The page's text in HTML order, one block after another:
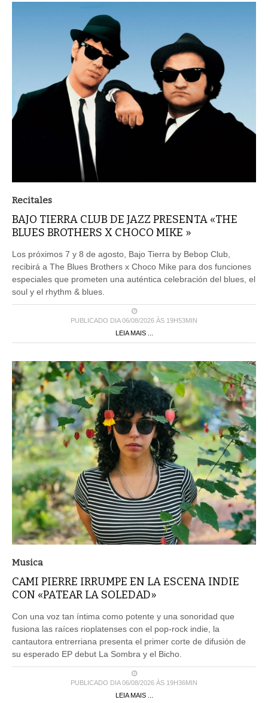
Recitales
BAJO TIERRA CLUB DE JAZZ PRESENTA «THE
BLUES BROTHERS X CHOCO MIKE »
Los próximos 7 y 8 de agosto, Bajo Tierra by Bebop Club,
recibirá a The Blues Brothers x Choco Mike para dos funciones
especiales que prometen una auténtica celebración del blues, el
soul y el rhythm & blues.
PUBLICADO DIA 06/08/2026 ÀS 19H53MIN
LEIA MAIS ...
Musica
CAMI PIERRE IRRUMPE EN LA ESCENA INDIE
CON «PATEAR LA SOLEDAD»
Con una voz tan íntima como potente y una sonoridad que
fusiona las raíces rioplatenses con el pop-rock indie, la
cantautora entrerriana presenta el primer corte de difusión de
su esperado EP debut La Sombra y el Bicho.
PUBLICADO DIA 06/08/2026 ÀS 19H36MIN
LEIA MAIS ...